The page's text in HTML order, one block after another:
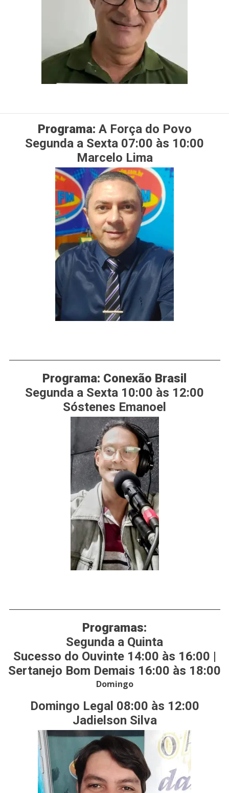
Programa: A Força do Povo
Segunda a Sexta 07:00 às 10:00
Marcelo Lima
Programa: Conexão Brasil
Segunda a Sexta 10:00 às 12:00
Sóstenes Emanoel
Programas:
Segunda a Quinta
Sucesso do Ouvinte 14:00 às 16:00 |
Sertanejo Bom Demais 16:00 às 18:00
Domingo
Domingo Legal 08:00 às 12:00
Jadielson Silva